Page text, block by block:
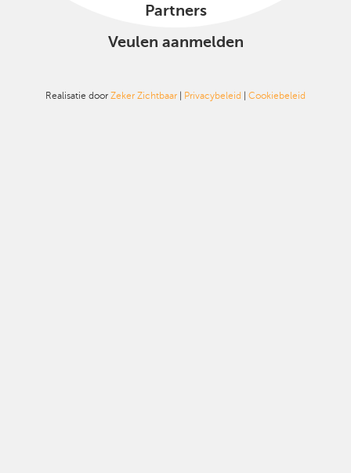
Partners
Veulen aanmelden
Realisatie door Zeker Zichtbaar | Privacybeleid | Cookiebeleid